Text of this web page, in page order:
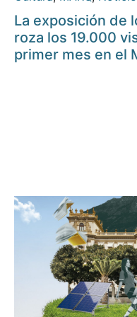
La exposición de
roza los 19.000
primer mes en el